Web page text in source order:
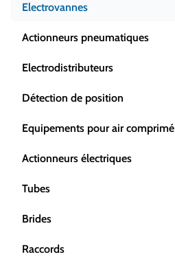
Electrovannes
Actionneurs pneumatiques
Electrodistributeurs
Détection de position
Equipements pour air comprimé
Actionneurs électriques
Tubes
Brides
Raccords